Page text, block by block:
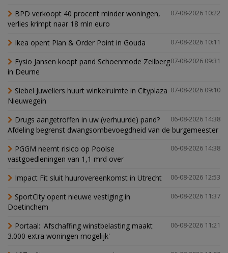
07-08-2026 10:22
BPD verkoopt 40 procent minder woningen,
verlies krimpt naar 18 mln euro
07-08-2026 10:11
Ikea opent Plan & Order Point in Gouda
07-08-2026 09:31
Fysio Jansen koopt pand Schoenmode Zeilberg
in Deurne
07-08-2026 09:10
Siebel Juweliers huurt winkelruimte in Cityplaza
Nieuwegein
06-08-2026 14:38
Drugs aangetroffen in uw (verhuurde) pand?
Afdeling begrenst dwangsombevoegdheid van de burgemeester
06-08-2026 14:38
PGGM neemt risico op Poolse
vastgoedleningen van 1,1 mrd over
06-08-2026 12:53
Impact Fit sluit huurovereenkomst in Utrecht
06-08-2026 11:37
SportCity opent nieuwe vestiging in
Doetinchem
06-08-2026 11:21
Portaal: 'Afschaffing winstbelasting maakt
3.000 extra woningen mogelijk'